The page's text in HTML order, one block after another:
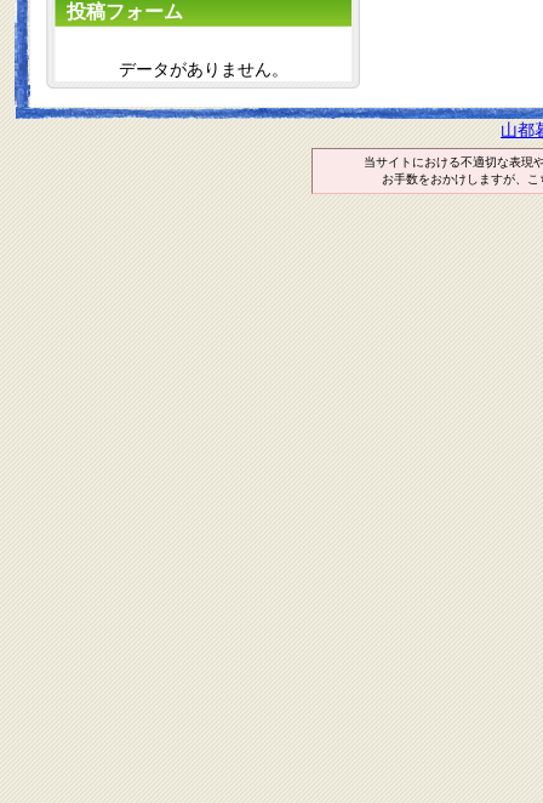
投稿フォーム
データがありません。
山都
当サイトにおける不適切な表現
お手数をおかけしますが、こ